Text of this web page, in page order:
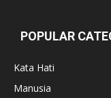
POPULAR
Kata Hati
Manusia